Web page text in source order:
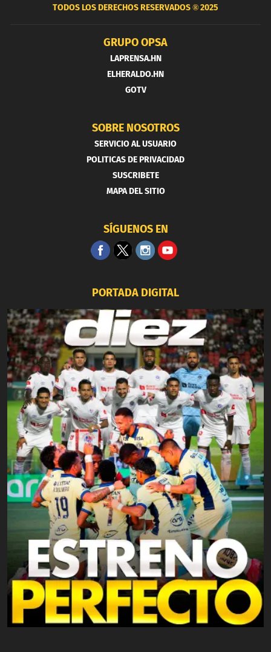
TODOS LOS DERECHOS RESERVADOS ®2025
GRUPO OPSA
LAPRENSA.HN
ELHERALDO.HN
GOTV
SOBRE NOSOTROS
SERVICIO AL USUARIO
POLITICAS DE PRIVACIDAD
SUSCRIBETE
MAPA DEL SITIO
SÍGUENOS EN
PORTADA DIGITAL